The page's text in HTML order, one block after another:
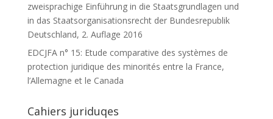
zweisprachige Einführung in die Staatsgrundlagen und
in das Staatsorganisationsrecht der Bundesrepublik
Deutschland, 2. Auflage 2016
EDCJFA n° 15: Etude comparative des systèmes de
protection juridique des minorités entre la France,
l’Allemagne et le Canada
Cahiers juriduqes